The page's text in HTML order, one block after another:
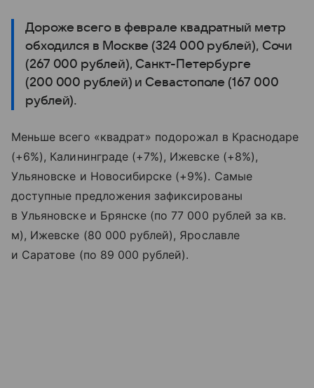
Дороже всего в феврале квадратный метр
обходился в Москве (324 000 рублей), Сочи
(267 000 рублей), Санкт-Петербурге
(200 000 рублей) и Севастополе (167 000
рублей).
Меньше всего «квадрат» подорожал в Краснодаре
(+6%), Калининграде (+7%), Ижевске (+8%),
Ульяновске и Новосибирске (+9%). Самые
доступные предложения зафиксированы
в Ульяновске и Брянске (по 77 000 рублей за кв.
м), Ижевске (80 000 рублей), Ярославле
и Саратове (по 89 000 рублей).